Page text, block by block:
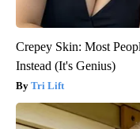
Crepey Skin: Most
Instead (It's Genius)
Tri Lift